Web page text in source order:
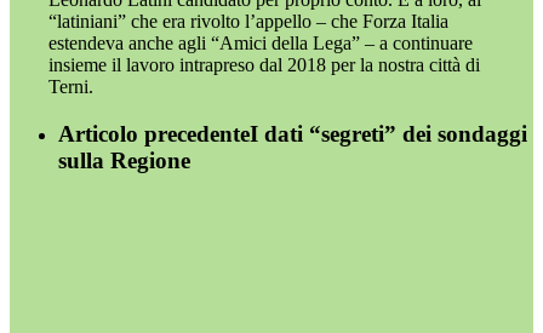
“latiniani” che era rivolto l’appello – che Forza Italia
estendeva anche agli “Amici della Lega” – a continuare
insieme il lavoro intrapreso dal 2018 per la nostra città di
Terni.
Articolo precedenteI dati “segreti” dei sondaggi
sulla Regione